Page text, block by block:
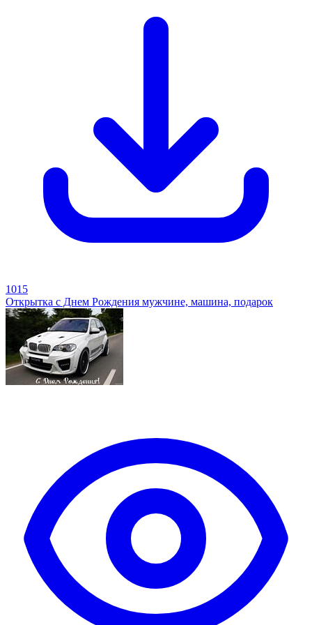
1015
Открытка с Днем Рождения мужчине, машина, подарок